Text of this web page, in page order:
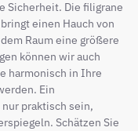
Sicherheit. Die filigrane
einen Hauch von
Raum eine größere
können wir auch
harmonisch in Ihre
Ein
praktisch sein,
Schätzen Sie